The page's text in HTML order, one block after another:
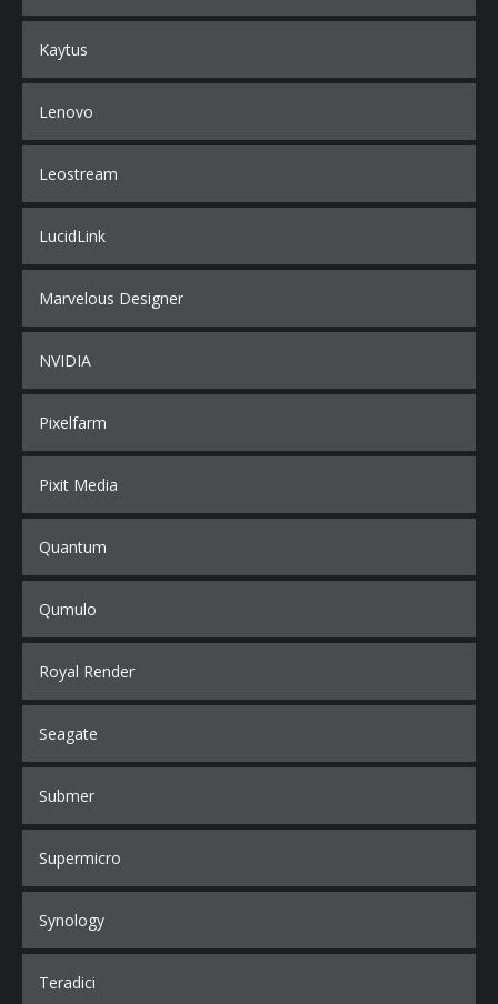
Kaytus
Lenovo
Leostream
LucidLink
Marvelous Designer
NVIDIA
Pixelfarm
Pixit Media
Quantum
Qumulo
Royal Render
Seagate
Submer
Supermicro
Synology
Teradici